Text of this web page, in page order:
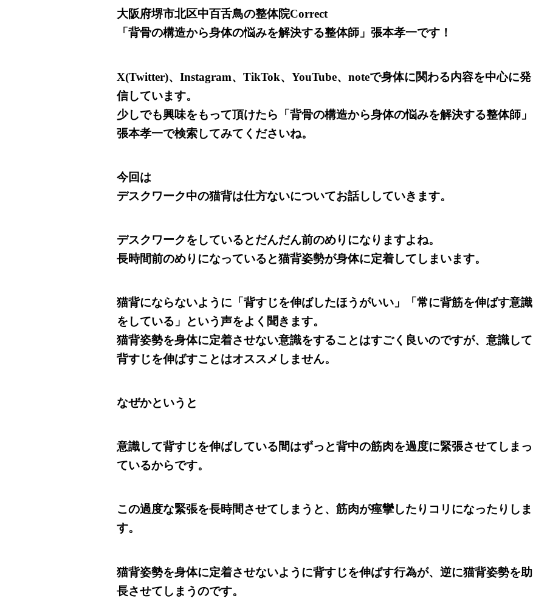
大阪府堺市北区中百舌鳥の整体院Correct
「背骨の構造から身体の悩みを解決する整体師」張本孝一です！
X(Twitter)、Instagram、TikTok、YouTube、noteで身体に関わる内容を中心に発
信しています。
少しでも興味をもって頂けたら「背骨の構造から身体の悩みを解決する整体師」
張本孝一で検索してみてくださいね。
今回は
デスクワーク中の猫背は仕方ないについてお話ししていきます。
デスクワークをしているとだんだん前のめりになりますよね。
長時間前のめりになっていると猫背姿勢が身体に定着してしまいます。
猫背にならないように「背すじを伸ばしたほうがいい」「常に背筋を伸ばす意識
をしている」という声をよく聞きます。
猫背姿勢を身体に定着させない意識をすることはすごく良いのですが、意識して
背すじを伸ばすことはオススメしません。
なぜかというと
意識して背すじを伸ばしている間はずっと背中の筋肉を過度に緊張させてしまっ
ているからです。
この過度な緊張を長時間させてしまうと、筋肉が痙攣したりコリになったりしま
す。
猫背姿勢を身体に定着させないように背すじを伸ばす行為が、逆に猫背姿勢を助
長させてしまうのです。